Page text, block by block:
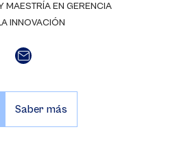
MAESTRÍA EN GERENCIA
INNOVACIÓN
Saber más